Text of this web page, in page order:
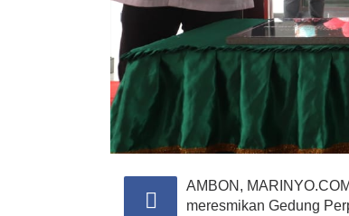
AMBON,
meresmikan Gedung